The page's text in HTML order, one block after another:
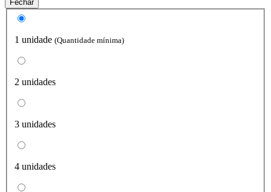
Fechar
1 unidade (Quantidade mínima)
2 unidades
3 unidades
4 unidades